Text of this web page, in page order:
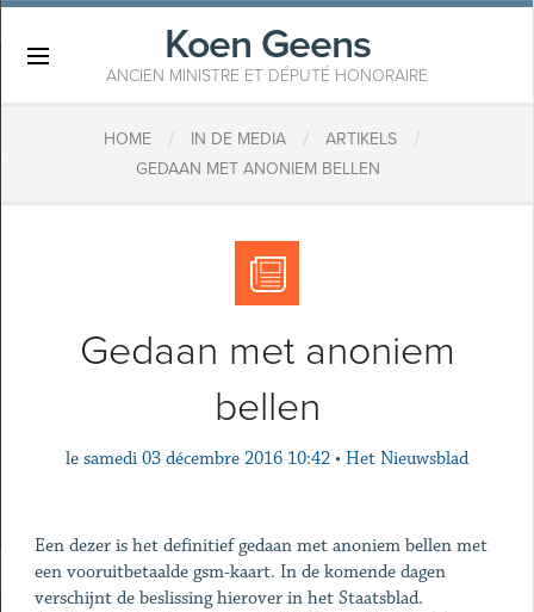
Koen Geens
ANCIEN MINISTRE ET DÉPUTÉ HONORAIRE
HOME / IN DE MEDIA / ARTIKELS /
GEDAAN MET ANONIEM BELLEN
Gedaan met anoniem
bellen
le samedi 03 décembre 2016 10:42 • Het Nieuwsblad
Een dezer is het definitief gedaan met anoniem bellen met
een vooruitbetaalde gsm-kaart. In de komende dagen
verschijnt de beslissing hierover in het Staatsblad.